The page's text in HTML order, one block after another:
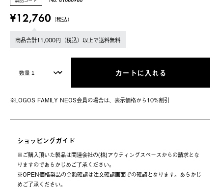
¥12,760 （税込）
商品合計11,000円（税込）以上で送料無料
カートに入れる
※LOGOS FAMILY NEOS会員の場合は、表⽰価格から10%割引
ショッピングガイド
※ご購⼊頂いた製品は関連会社の(株)アウティングスペースからの請求とな
りますのであらかじめご了承ください。
※OPEN価格製品の⾦額確認は注⽂確認画⾯での確認となります。あらかじ
めご了承ください。